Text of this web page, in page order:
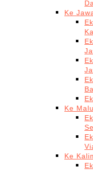
Ke
Ke
Ke